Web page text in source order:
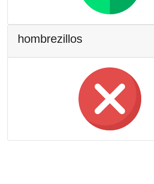
hombrezillos